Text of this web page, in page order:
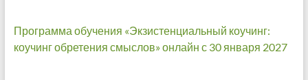
Программа обучения «Экзистенциальный коучинг:
коучинг обретения смыслов» онлайн с 30 января 2027